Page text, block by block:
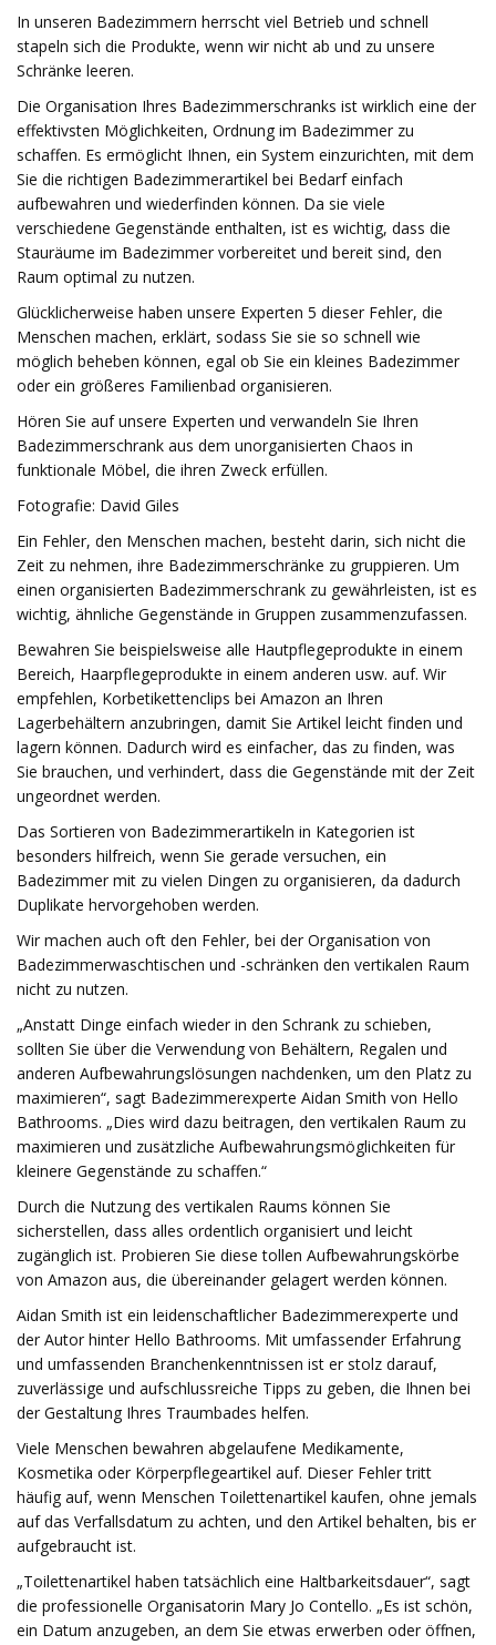
In unseren Badezimmern herrscht viel Betrieb und schnell
stapeln sich die Produkte, wenn wir nicht ab und zu unsere
Schränke leeren.
Die Organisation Ihres Badezimmerschranks ist wirklich eine der
effektivsten Möglichkeiten, Ordnung im Badezimmer zu
schaffen. Es ermöglicht Ihnen, ein System einzurichten, mit dem
Sie die richtigen Badezimmerartikel bei Bedarf einfach
aufbewahren und wiederfinden können. Da sie viele
verschiedene Gegenstände enthalten, ist es wichtig, dass die
Stauräume im Badezimmer vorbereitet und bereit sind, den
Raum optimal zu nutzen.
Glücklicherweise haben unsere Experten 5 dieser Fehler, die
Menschen machen, erklärt, sodass Sie sie so schnell wie
möglich beheben können, egal ob Sie ein kleines Badezimmer
oder ein größeres Familienbad organisieren.
Hören Sie auf unsere Experten und verwandeln Sie Ihren
Badezimmerschrank aus dem unorganisierten Chaos in
funktionale Möbel, die ihren Zweck erfüllen.
Fotografie: David Giles
Ein Fehler, den Menschen machen, besteht darin, sich nicht die
Zeit zu nehmen, ihre Badezimmerschränke zu gruppieren. Um
einen organisierten Badezimmerschrank zu gewährleisten, ist es
wichtig, ähnliche Gegenstände in Gruppen zusammenzufassen.
Bewahren Sie beispielsweise alle Hautpflegeprodukte in einem
Bereich, Haarpflegeprodukte in einem anderen usw. auf. Wir
empfehlen, Korbetikettenclips bei Amazon an Ihren
Lagerbehältern anzubringen, damit Sie Artikel leicht finden und
lagern können. Dadurch wird es einfacher, das zu finden, was
Sie brauchen, und verhindert, dass die Gegenstände mit der Zeit
ungeordnet werden.
Das Sortieren von Badezimmerartikeln in Kategorien ist
besonders hilfreich, wenn Sie gerade versuchen, ein
Badezimmer mit zu vielen Dingen zu organisieren, da dadurch
Duplikate hervorgehoben werden.
Wir machen auch oft den Fehler, bei der Organisation von
Badezimmerwaschtischen und -schränken den vertikalen Raum
nicht zu nutzen.
„Anstatt Dinge einfach wieder in den Schrank zu schieben,
sollten Sie über die Verwendung von Behältern, Regalen und
anderen Aufbewahrungslösungen nachdenken, um den Platz zu
maximieren“, sagt Badezimmerexperte Aidan Smith von Hello
Bathrooms. „Dies wird dazu beitragen, den vertikalen Raum zu
maximieren und zusätzliche Aufbewahrungsmöglichkeiten für
kleinere Gegenstände zu schaffen.“
Durch die Nutzung des vertikalen Raums können Sie
sicherstellen, dass alles ordentlich organisiert und leicht
zugänglich ist. Probieren Sie diese tollen Aufbewahrungskörbe
von Amazon aus, die übereinander gelagert werden können.
Aidan Smith ist ein leidenschaftlicher Badezimmerexperte und
der Autor hinter Hello Bathrooms. Mit umfassender Erfahrung
und umfassenden Branchenkenntnissen ist er stolz darauf,
zuverlässige und aufschlussreiche Tipps zu geben, die Ihnen bei
der Gestaltung Ihres Traumbades helfen.
Viele Menschen bewahren abgelaufene Medikamente,
Kosmetika oder Körperpflegeartikel auf. Dieser Fehler tritt
häufig auf, wenn Menschen Toilettenartikel kaufen, ohne jemals
auf das Verfallsdatum zu achten, und den Artikel behalten, bis er
aufgebraucht ist.
„Toilettenartikel haben tatsächlich eine Haltbarkeitsdauer“, sagt
die professionelle Organisatorin Mary Jo Contello. „Es ist schön,
ein Datum anzugeben, an dem Sie etwas erwerben oder öffnen,